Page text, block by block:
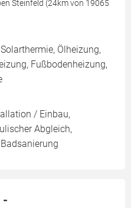
Steinfeld (24km von 19065
Ölheizung,
Fußbodenheizung,
/ Einbau,
Abgleich,
-